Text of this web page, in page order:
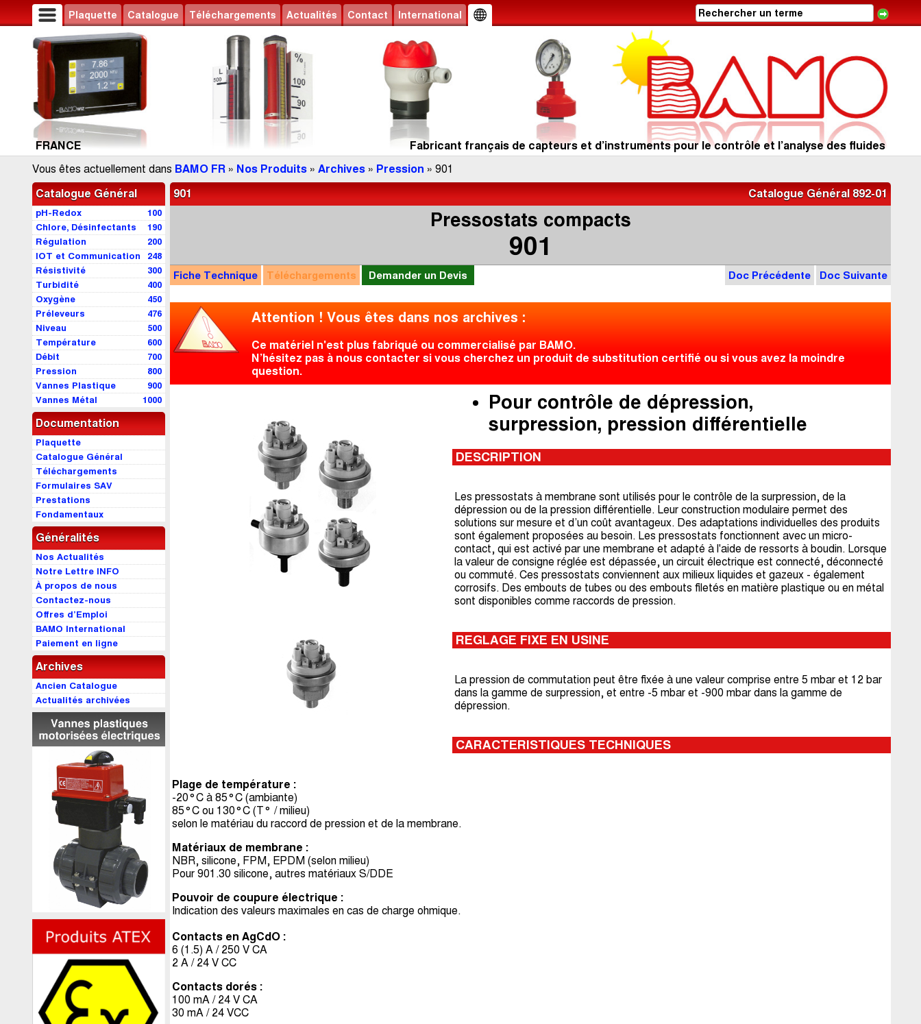
Plaquette Catalogue Téléchargements Actualités Contact International
FRANCE
Fabricant français de capteurs et d’instruments pour le contrôle et l’analyse des fluides
Vous êtes actuellement dans BAMO FR » Nos Produits » Archives » Pression » 901
Catalogue Général
100
pH-Redox
190
Chlore, Désinfectants
200
Régulation
248
IOT et Communication
300
Résistivité
400
Turbidité
450
Oxygène
476
Préleveurs
500
Niveau
600
Température
700
Débit
800
Pression
900
Vannes Plastique
1000
Vannes Métal
Documentation
Plaquette
Catalogue Général
Téléchargements
Formulaires SAV
Prestations
Fondamentaux
Généralités
Nos Actualités
Notre Lettre INFO
À propos de nous
Contactez-nous
Offres d’Emploi
BAMO International
Paiement en ligne
Archives
Ancien Catalogue
Actualités archivées
Catalogue Général 892-01
901
Pressostats compacts
901
Doc Précédente Doc Suivante
Fiche Technique Téléchargements Demander un Devis
Attention ! Vous êtes dans nos archives :
Ce matériel n'est plus fabriqué ou commercialisé par BAMO.
N’hésitez pas à nous contacter si vous cherchez un produit de substitution certifié ou si vous avez la moindre
question.
Pour contrôle de dépression,
surpression, pression différentielle
DESCRIPTION
Les pressostats à membrane sont utilisés pour le contrôle de la surpression, de la
dépression ou de la pression différentielle. Leur construction modulaire permet des
solutions sur mesure et d’un coût avantageux. Des adaptations individuelles des produits
sont également proposées au besoin. Les pressostats fonctionnent avec un micro-
contact, qui est activé par une membrane et adapté à l'aide de ressorts à boudin. Lorsque
la valeur de consigne réglée est dépassée, un circuit électrique est connecté, déconnecté
ou commuté. Ces pressostats conviennent aux milieux liquides et gazeux - également
corrosifs. Des embouts de tubes ou des embouts filetés en matière plastique ou en métal
sont disponibles comme raccords de pression.
REGLAGE FIXE EN USINE
La pression de commutation peut être fixée à une valeur comprise entre 5 mbar et 12 bar
dans la gamme de surpression, et entre -5 mbar et -900 mbar dans la gamme de
dépression.
CARACTERISTIQUES TECHNIQUES
Plage de température :
-20°C à 85°C (ambiante)
85°C ou 130°C (T° / milieu)
selon le matériau du raccord de pression et de la membrane.
Matériaux de membrane :
NBR, silicone, FPM, EPDM (selon milieu)
Pour 901.30 silicone, autres matériaux S/DDE
Pouvoir de coupure électrique :
Indication des valeurs maximales en cas de charge ohmique.
Contacts en AgCdO :
6 (1.5) A / 250 V CA
2 A / 24 V CC
Contacts dorés :
100 mA / 24 V CA
30 mA / 24 VCC